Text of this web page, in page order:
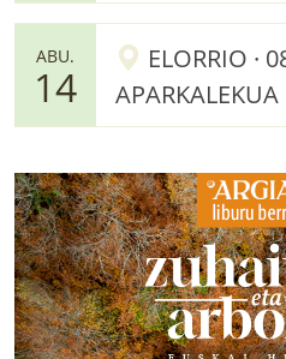
ABU.
14
ELORRIO ·
APARKALEKUA